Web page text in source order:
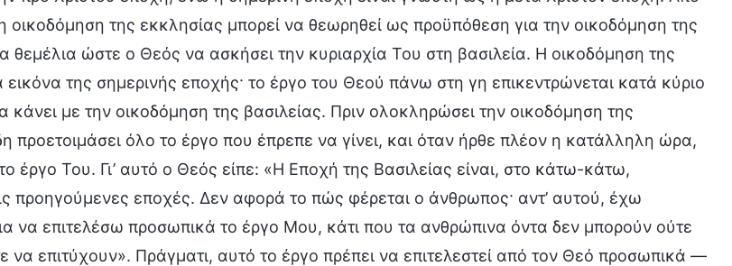
οικοδόμηση της εκκλησίας μπορεί να θεωρηθεί ως προϋπόθεση για την οικοδόμηση της
θεμέλια ώστε ο Θεός να ασκήσει την κυριαρχία Του στη βασιλεία. Η οικοδόμηση της
εικόνα της σημερινής εποχής· το έργο του Θεού πάνω στη γη επικεντρώνεται κατά κύριο
κάνει με την οικοδόμηση της βασιλείας. Πριν ολοκληρώσει την οικοδόμηση της
προετοιμάσει όλο το έργο που έπρεπε να γίνει, και όταν ήρθε πλέον η κατάλληλη ώρα,
έργο Του. Γι’ αυτό ο Θεός είπε: «H Εποχή της Βασιλείας είναι, στο κάτω-κάτω,
προηγούμενες εποχές. Δεν αφορά το πώς φέρεται ο άνθρωπος· αντ’ αυτού, έχω
να επιτελέσω προσωπικά το έργο Μου, κάτι που τα ανθρώπινα όντα δεν μπορούν ούτε
να επιτύχουν». Πράγματι, αυτό το έργο πρέπει να επιτελεστεί από τον Θεό προσωπικά —